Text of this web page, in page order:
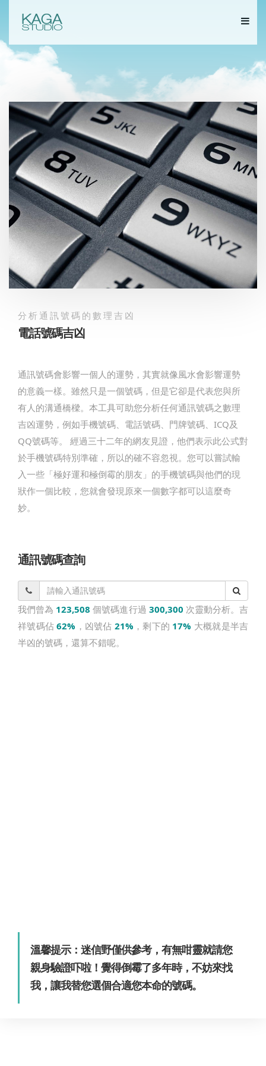
分析通訊號碼的數理吉凶
電話號碼吉凶
通訊號碼會影響一個人的運勢，其實就像風水會影響運勢
的意義一樣。雖然只是一個號碼，但是它卻是代表您與所
有人的溝通橋樑。本工具可助您分析任何通訊號碼之數理
吉凶運勢，例如手機號碼、電話號碼、門牌號碼、ICQ及
QQ號碼等。
經過三十二年的網友見證，他們表示此公式對
於手機號碼特別準確，所以的確不容忽視。您可以嘗試輸
入一些「極好運和極倒霉的朋友」的手機號碼與他們的現
狀作一個比較，您就會發現原來一個數字都可以這麼奇
妙。
通訊號碼查詢
我們曾為 123,508 個號碼進行過 300,300 次靈動分析。吉
祥號碼佔62% ，凶號佔 21% ，剩下的 17% 大概就是半吉
半凶的號碼，還算不錯呢。
溫馨提示：迷信野僅供參考，有無咁靈就請您
親身驗證吓啦！覺得倒霉了多年時，不妨來找
我，讓我替您選個合適您本命的號碼。